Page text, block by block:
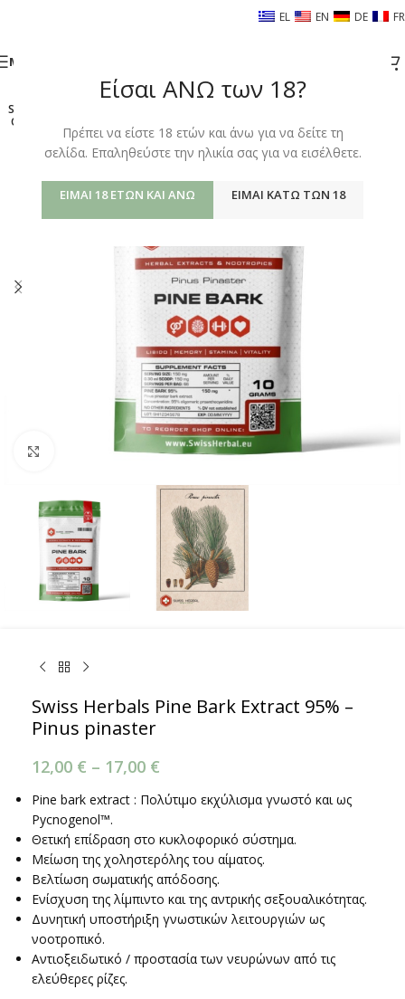
Είσαι ΑΝΩ των 18?
Πρέπει να είστε 18 ετών και άνω για να δείτε τη
σελίδα. Επαληθεύστε την ηλικία σας για να εισέλθετε.
ΕΊΜΑΙ 18 ΕΤΏΝ ΚΑΙ ΆΝΩ ΕΊΜΑΙ ΚΆΤΩ ΤΩΝ 18
EL EN DE FR
ΜΕΝΟΎ
SOLD
OUT
Κάντε κλικ για μεγέθυνση
Swiss Herbals Pine Bark Extract 95% –
Pinus pinaster
12,00 € – 17,00 €
Pine bark extract : Πολύτιμο εκχύλισμα γνωστό και ως
Pycnogenol™.
Θετική επίδραση στο κυκλοφορικό σύστημα.
Μείωση της χοληστερόλης του αίματος.
Βελτίωση σωματικής απόδοσης.
Ενίσχυση της λίμπιντο και της αντρικής σεξουαλικότητας.
Δυνητική υποστήριξη γνωστικών λειτουργιών ως
νοοτροπικό.
Αντιοξειδωτικό / προστασία των νευρώνων από τις
ελεύθερες ρίζες.